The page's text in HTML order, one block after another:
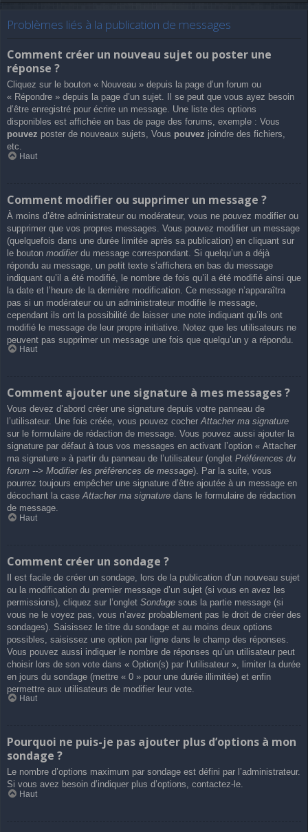
Problèmes liés à la publication de messages
Comment créer un nouveau sujet ou poster une
réponse ?
Cliquez sur le bouton « Nouveau » depuis la page d’un forum ou
« Répondre » depuis la page d’un sujet. Il se peut que vous ayez besoin
d’être enregistré pour écrire un message. Une liste des options
disponibles est affichée en bas de page des forums, exemple : Vous
pouvez poster de nouveaux sujets, Vous pouvez joindre des fichiers,
etc.
Haut
Comment modifier ou supprimer un message ?
À moins d’être administrateur ou modérateur, vous ne pouvez modifier ou
supprimer que vos propres messages. Vous pouvez modifier un message
(quelquefois dans une durée limitée après sa publication) en cliquant sur
le bouton modifierdu message correspondant. Si quelqu’un a déjà
répondu au message, un petit texte s’affichera en bas du message
indiquant qu’il a été modifié, le nombre de fois qu’il a été modifié ainsi que
la date et l’heure de la dernière modification. Ce message n’apparaîtra
pas si un modérateur ou un administrateur modifie le message,
cependant ils ont la possibilité de laisser une note indiquant qu’ils ont
modifié le message de leur propre initiative. Notez que les utilisateurs ne
peuvent pas supprimer un message une fois que quelqu’un y a répondu.
Haut
Comment ajouter une signature à mes messages ?
Vous devez d’abord créer une signature depuis votre panneau de
l’utilisateur. Une fois créée, vous pouvez cocherAttacher ma signature
sur le formulaire de rédaction de message. Vous pouvez aussi ajouter la
signature par défaut à tous vos messages en activant l’option « Attacher
ma signature » à partir du panneau de l’utilisateur (onglet Préférences du
forum --> Modifier les préférences de message). Par la suite, vous
pourrez toujours empêcher une signature d’être ajoutée à un message en
décochant la caseAttacher ma signature dans le formulaire de rédaction
de message.
Haut
Comment créer un sondage ?
Il est facile de créer un sondage, lors de la publication d’un nouveau sujet
ou la modification du premier message d’un sujet (si vous en avez les
permissions), cliquez sur l’onglet Sondage sous la partie message (si
vous ne le voyez pas, vous n’avez probablement pas le droit de créer des
sondages). Saisissez le titre du sondage et au moins deux options
possibles, saisissez une option par ligne dans le champ des réponses.
Vous pouvez aussi indiquer le nombre de réponses qu’un utilisateur peut
choisir lors de son vote dans « Option(s) par l’utilisateur », limiter la durée
en jours du sondage (mettre « 0 » pour une durée illimitée) et enfin
permettre aux utilisateurs de modifier leur vote.
Haut
Pourquoi ne puis-je pas ajouter plus d’options à mon
sondage ?
Le nombre d’options maximum par sondage est défini par l’administrateur.
Si vous avez besoin d’indiquer plus d’options, contactez-le.
Haut